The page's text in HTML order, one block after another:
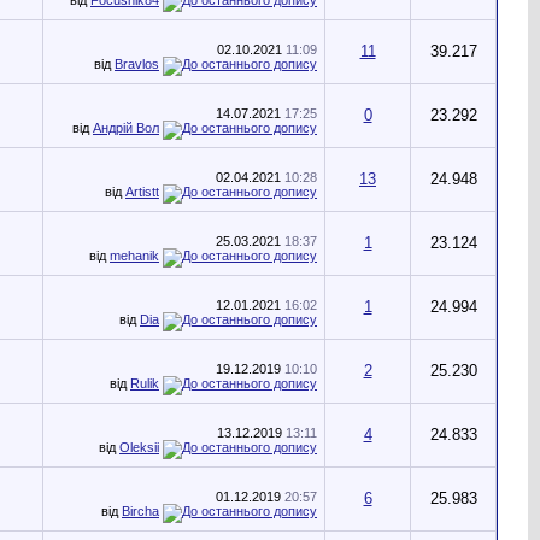
02.10.2021 11:09
від Bravlos
11 39.217
14.07.2021 17:25
від Андрій Вол
0 23.292
02.04.2021 10:28
від Artistt
13 24.948
25.03.2021 18:37
від mehanik
1 23.124
12.01.2021 16:02
від Dia
1 24.994
19.12.2019 10:10
від Rulik
2 25.230
13.12.2019 13:11
від Oleksii
4 24.833
01.12.2019 20:57
від Bircha
6 25.983